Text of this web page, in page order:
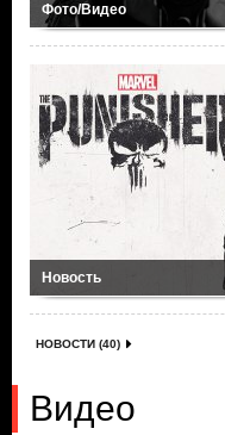
Фото/Видео
Новость
НОВОСТИ (40)
Видео